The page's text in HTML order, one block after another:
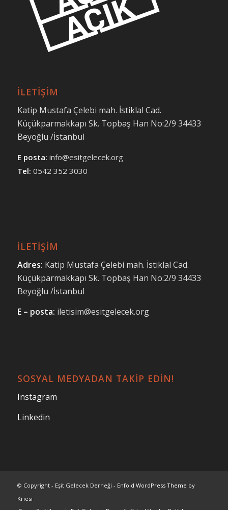
İLETİŞİM
Katip Mustafa Çelebi mah. İstiklal Cad.
Küçükparmakkapı Sk. Topbaş Han No:2/9 34433
Beyoğlu /İstanbul
E posta: info@esitgelecek.org
Tel: 0542 352 3030
İLETİŞİM
Adres: Katip Mustafa Çelebi mah. İstiklal Cad.
Küçükparmakkapı Sk. Topbaş Han No:2/9 34433
Beyoğlu /İstanbul
E – posta: iletisim@esitgelecek.org
SOSYAL MEDYADAN TAKİP EDİN!
Instagram
Linkedin
© Copyright - Eşit Gelecek Derneği - Enfold WordPress Theme by
Kriesi